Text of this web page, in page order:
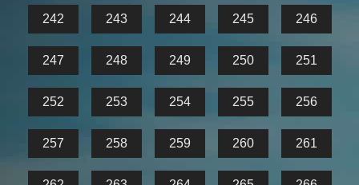
242 243 244 245 246
247 248 249 250 251
252 253 254 255 256
257 258 259 260 261